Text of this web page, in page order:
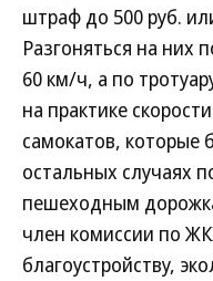
штраф до 500 руб.
Разгоняться на них
60 км/ч, а по
на практике
самокатов, которые
остальных случаях
пешеходным
член комиссии по
благоустройству,